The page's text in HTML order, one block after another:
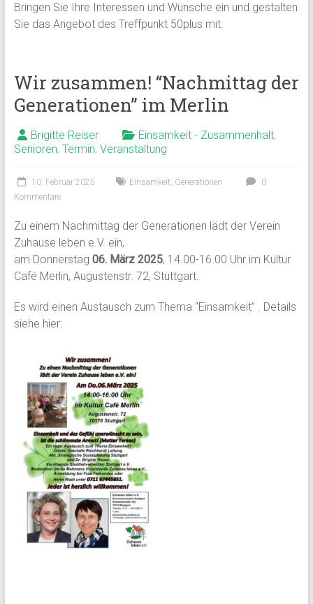
Bringen Sie Ihre Interessen und Wünsche ein und gestalten
Sie das Angebot des Treffpunkt 50plus mit.
Wir zusammen! “Nachmittag der
Generationen” im Merlin
Brigitte Reiser Einsamkeit - Zusammenhalt,
Senioren, Termin, Veranstaltung
10. Februar 2025 Einsamkeit, Generationen
0
Kommentare
Zu einem Nachmittag der Generationen lädt der Verein
Zuhause leben e.V. ein,
am Donnerstag 06. März 2025, 14.00-16.00 Uhr im Kultur
Café Merlin, Augustenstr. 72, Stuttgart.
Es wird einen Austausch zum Thema “Einsamkeit” . Details
siehe hier: